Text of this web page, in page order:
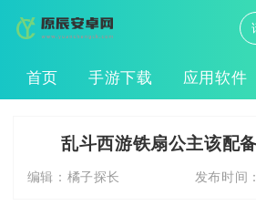
首页 手游下载 应用软件
乱斗西游铁扇公主该配
编辑： 橘子探长 发布时间：